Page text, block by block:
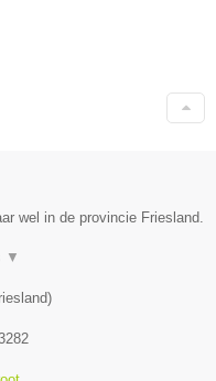
wel in de provincie Friesland.
▼
)